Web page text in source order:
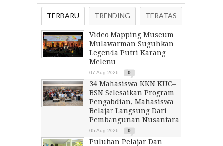
TERBARU TRENDING TERATAS
Video Mapping Museum
Mulawarman Suguhkan
Legenda Putri Karang
Melenu
07 Aug 2026 0
34 Mahasiswa KKN KUC–
BSN Selesaikan Program
Pengabdian, Mahasiswa
Belajar Langsung Dari
Pembangunan Nusantara
05 Aug 2026 0
Puluhan Pelajar Dan